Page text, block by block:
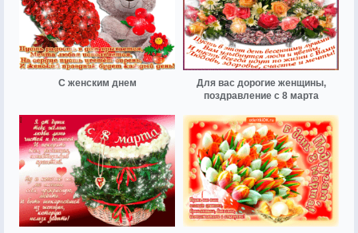
С женским днем
Для вас дорогие женщины,
поздравление с 8 марта